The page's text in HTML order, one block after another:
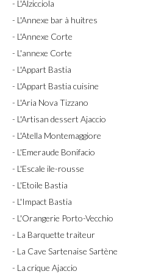
- L'Alzicciola
- L'Annexe bar à huitres
- L'Annexe Corte
- L'annexe Corte
- L'Appart Bastia
- L'Appart Bastia cuisine
- L'Aria Nova Tizzano
- L'Artisan dessert Ajaccio
- L'Atella Montemaggiore
- L'Emeraude Bonifacio
- L'Escale ile-rousse
- L'Etoile Bastia
- L'Impact Bastia
- L'Orangerie Porto-Vecchio
- La Barquette traiteur
- La Cave Sartenaise Sartène
- La crique Ajaccio